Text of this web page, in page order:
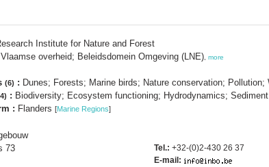
Institute for Nature and Forest
Vlaamse overheid; Beleidsdomein Omgeving (LNE) more
(6) : Dunes; Forests; Marine birds; Nature conservation; Pollution;
: Biodiversity; Ecosystem functioning; Hydrodynamics;
: Flanders [Marine Regions]
73
Tel.: +32-(0)2-430 26 37
E-mail: